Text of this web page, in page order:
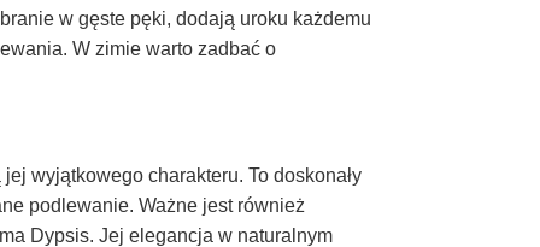
w gęste pęki, dodają uroku każdemu
W zimie warto zadbać o
wyjątkowego charakteru. To doskonały
podlewanie. Ważne jest również
Dypsis. Jej elegancja w naturalnym